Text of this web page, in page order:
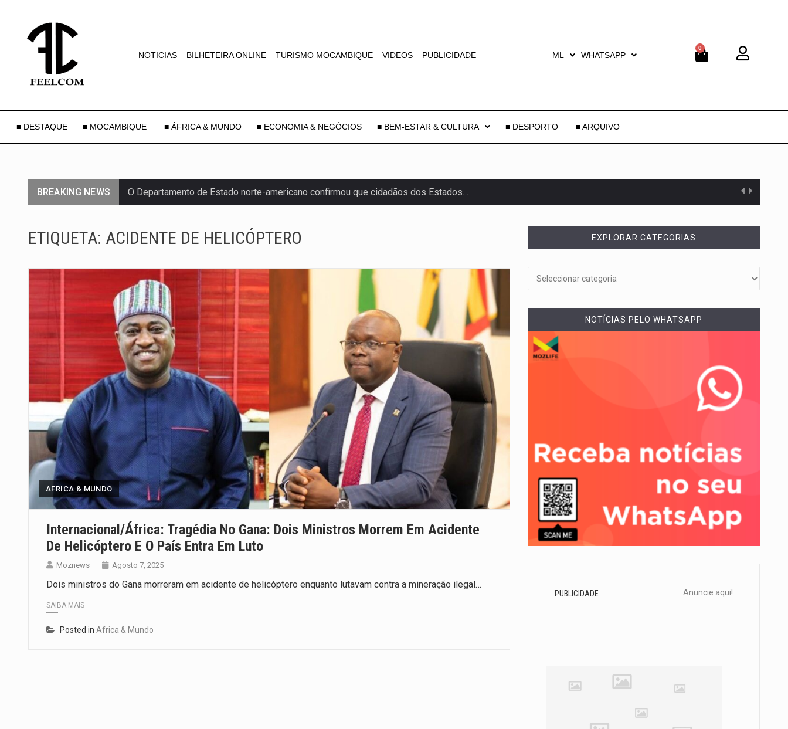
NOTICIAS BILHETEIRA ONLINE TURISMO MOCAMBIQUE VIDEOS PUBLICIDADE ML WHATSAPP
0
■ DESTAQUE ■ MOCAMBIQUE ■ ÁFRICA & MUNDO ■ ECONOMIA & NEGÓCIOS ■ BEM-ESTAR & CULTURA ■ DESPORTO ■ ARQUIVO
BREAKING NEWS O Departamento de Estado norte-americano confirmou que cidadãos dos Estados…
A descoberta representa um marco para a astronomia moderna. Embora…
Segundo as autoridades canadianas, mais de 200 incêndios florestais continuam…
De acordo com as autoridades de saúde da Faixa de…
Um dos casos mais graves envolveu a residência de Sam…
A cidade de Bunia, capital da província de Ituri, tornou-se…
O Senado dos Estados Unidos aprovou, no dia 7 de…
Legislação, renomeada em homenagem ao falecido senador Lindsey Graham, foi…
A nova legislação estabelece um prazo de 180 dias para…
ETIQUETA: ACIDENTE DE HELICÓPTERO
AFRICA & MUNDO
Internacional/África: Tragédia No Gana: Dois Ministros Morrem Em Acidente
De Helicóptero E O País Entra Em Luto
Moznews Agosto 7, 2025
Dois ministros do Gana morreram em acidente de helicóptero enquanto lutavam contra a mineração ilegal…
SAIBA MAIS
Posted in Africa & Mundo
EXPLORAR CATEGORIAS
NOTÍCIAS PELO WHATSAPP
PUBLICIDADE Anuncie aqui!